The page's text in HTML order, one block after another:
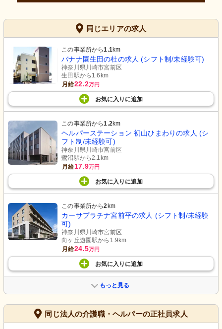
同じエリアの求人
この事業所から1.1km
バナナ園生田の杜の求人 (シフト制/未経験可)
神奈川県川崎市宮前区
生田駅から1.6km
月給22.2万円
お気に入り に追加
この事業所から1.2km
ヘルパーステーション 初山ひまわりの求人 (シ
フト制/未経験可)
神奈川県川崎市宮前区
鷺沼駅から2.1km
月給17.9万円
お気に入り に追加
この事業所から2 km
カーサプラチナ宮前平の求人 (シフト制/未経験
可)
神奈川県川崎市宮前区
向ヶ丘遊園駅から1.9km
月給24.5万円
お気に入り に追加
もっと見る
同じ法人の介護職・ヘルパーの正社員求人